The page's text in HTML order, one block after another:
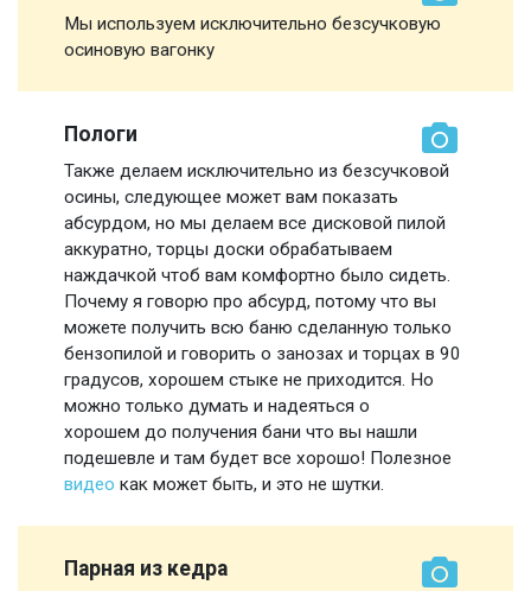
Мы используем исключительно безсучковую
осиновую вагонку
Пологи
Также делаем исключительно из безсучковой
осины, следующее может вам показать
абсурдом, но мы делаем все дисковой пилой
аккуратно, торцы доски обрабатываем
наждачкой чтоб вам комфортно было сидеть.
Почему я говорю про абсурд, потому что вы
можете получить всю баню сделанную только
бензопилой и говорить о занозах и торцах в 90
градусов, хорошем стыке не приходится. Но
можно только думать и надеяться о
хорошем до получения бани что вы нашли
подешевле и там будет все хорошо! Полезное
видео как может быть, и это не шутки.
Парная из кедра